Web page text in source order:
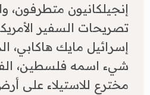
إنجيلكانيون متطرفون،
تصريحات السفير
إسرائيل مايك هاكابي،
شيء اسمه فلسطين،
مخترع للاستيلاء على